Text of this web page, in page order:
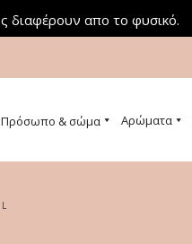
διαφέρουν απο το φυσικό.
Πρόσωπο & σώμα Αρώματα